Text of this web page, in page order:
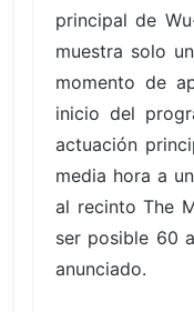
principal de
muestra solo
momento de
inicio del
actuación
media hora a
al recinto The
ser posible 60
anunciado.